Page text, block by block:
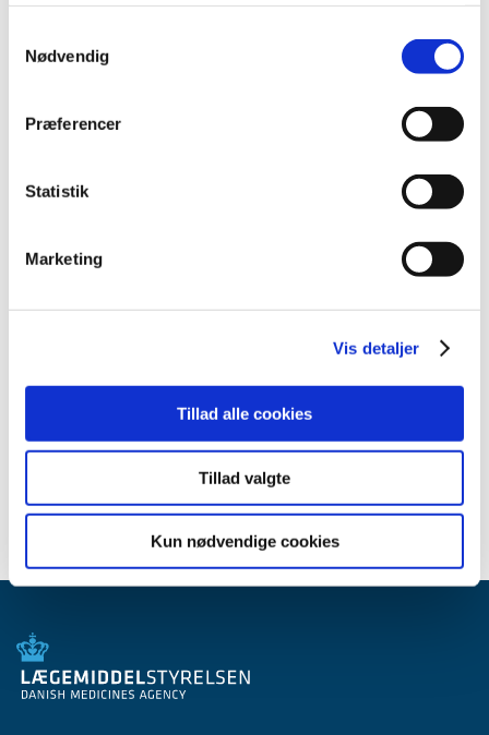
Nødvendig
Præferencer
Statistik
Marketing
Vis detaljer
Tillad alle cookies
Tillad valgte
Kun nødvendige cookies
2019 (12)
september (3)
juli (2)
maj (1)
2016 (19)